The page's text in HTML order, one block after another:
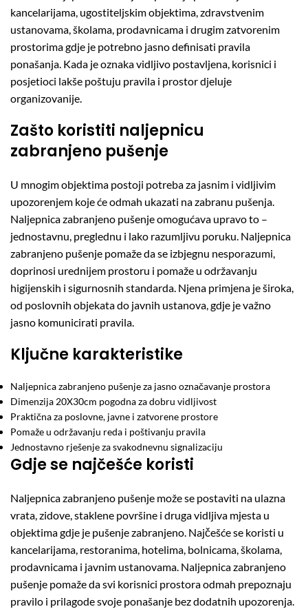
kancelarijama, ugostiteljskim objektima, zdravstvenim
ustanovama, školama, prodavnicama i drugim zatvorenim
prostorima gdje je potrebno jasno definisati pravila
ponašanja. Kada je oznaka vidljivo postavljena, korisnici i
posjetioci lakše poštuju pravila i prostor djeluje
organizovanije.
Zašto koristiti naljepnicu
zabranjeno pušenje
U mnogim objektima postoji potreba za jasnim i vidljivim
upozorenjem koje će odmah ukazati na zabranu pušenja.
Naljepnica zabranjeno pušenje omogućava upravo to –
jednostavnu, preglednu i lako razumljivu poruku. Naljepnica
zabranjeno pušenje pomaže da se izbjegnu nesporazumi,
doprinosi urednijem prostoru i pomaže u održavanju
higijenskih i sigurnosnih standarda. Njena primjena je široka,
od poslovnih objekata do javnih ustanova, gdje je važno
jasno komunicirati pravila.
Ključne karakteristike
Naljepnica zabranjeno pušenje za jasno označavanje prostora
Dimenzija 20X30cm pogodna za dobru vidljivost
Praktična za poslovne, javne i zatvorene prostore
Pomaže u održavanju reda i poštivanju pravila
Jednostavno rješenje za svakodnevnu signalizaciju
Gdje se najčešće koristi
Naljepnica zabranjeno pušenje može se postaviti na ulazna
vrata, zidove, staklene površine i druga vidljiva mjesta u
objektima gdje je pušenje zabranjeno. Najčešće se koristi u
kancelarijama, restoranima, hotelima, bolnicama, školama,
prodavnicama i javnim ustanovama. Naljepnica zabranjeno
pušenje pomaže da svi korisnici prostora odmah prepoznaju
pravilo i prilagode svoje ponašanje bez dodatnih upozorenja.